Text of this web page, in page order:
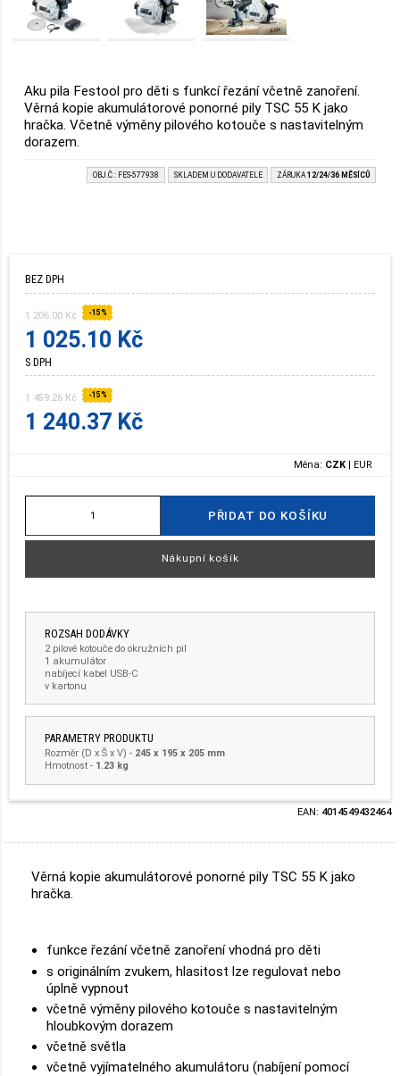
Aku pila Festool pro děti s funkcí řezání včetně zanoření.
Věrná kopie akumulátorové ponorné pily TSC 55 K jako
hračka. Včetně výměny pilového kotouče s nastavitelným
dorazem.
OBJ.Č.: FES-577938 SKLADEM U DODAVATELE ZÁRUKA 12/24/36 MĚSÍCŮ
BEZ DPH
1 206.00 Kč -15%
1 025.10 Kč
S DPH
1 459.26 Kč -15%
1 240.37 Kč
Měna: CZK | EUR
PŘIDAT DO KOŠÍKU
Nákupní košík
ROZSAH DODÁVKY
2 pilové kotouče do okružních pil
1 akumulátor
nabíjecí kabel USB-C
v kartonu
PARAMETRY PRODUKTU
Rozměr (D x Š x V) - 245 x 195 x 205 mm
Hmotnost- 1.23 kg
EAN: 4014549432464
Věrná kopie akumulátorové ponorné pily TSC 55 K jako
hračka.
funkce řezání včetně zanoření vhodná pro děti
s originálním zvukem, hlasitost lze regulovat nebo
úplně vypnout
včetně výměny pilového kotouče s nastavitelným
hloubkovým dorazem
včetně světla
včetně vyjímatelného akumulátoru (nabíjení pomocí